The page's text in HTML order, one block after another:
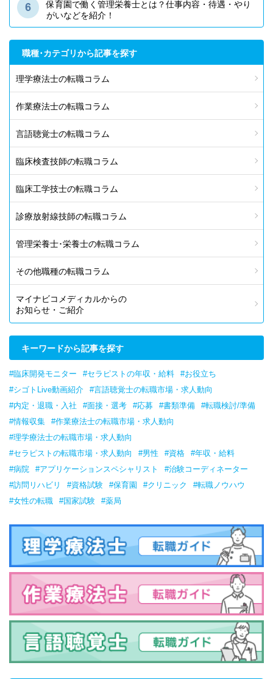
保育園で働く管理栄養士とは？仕事内容・待遇・やり
がいなどを紹介！
職種･カテゴリから記事を探す
理学療法士の転職コラム
作業療法士の転職コラム
言語聴覚士の転職コラム
臨床検査技師の転職コラム
臨床工学技士の転職コラム
診療放射線技師の転職コラム
管理栄養士･栄養士の転職コラム
その他職種の転職コラム
マイナビコメディカルからの
お知らせ・ご紹介
キーワードから記事を探す
#臨床開発モニター #セラピストの年収・給料
#お役立ち
#シゴトLive動画紹介
#言語聴覚士の転職市場・求人動向
#内定・退職・入社
#面接・選考 #応募 #書類準備
#転職検討/準備
#情報収集
#作業療法士の転職市場・求人動向
#理学療法士の転職市場・求人動向
#セラピストの転職市場・求人動向
#男性 #資格
#年収・給料
#病院
#アプリケーションスペシャリスト
#治験コーディネーター
#訪問リハビリ
#資格試験 #保育園 #クリニック
#転職ノウハウ
#女性の転職
#国家試験 #薬局